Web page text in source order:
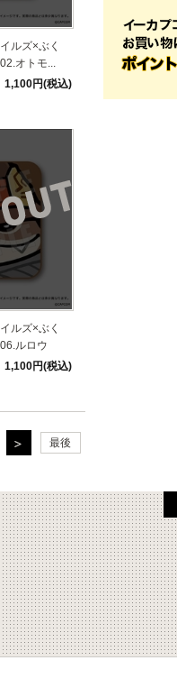
ルズ×ぶく
オトモ...
1,100円(税込)
ルズ×ぶく
ルロウ
1,100円(税込)
最後